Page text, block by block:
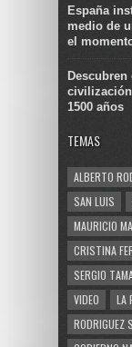
España
medio de
el
Descubren
1500 años
TEMAS
ALBERTO
SAN LUIS
MAURICIO
CRISTINA
SERGIO
VIDEO
LA
RODRIGUEZ